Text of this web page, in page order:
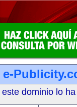
e-
dominio lo